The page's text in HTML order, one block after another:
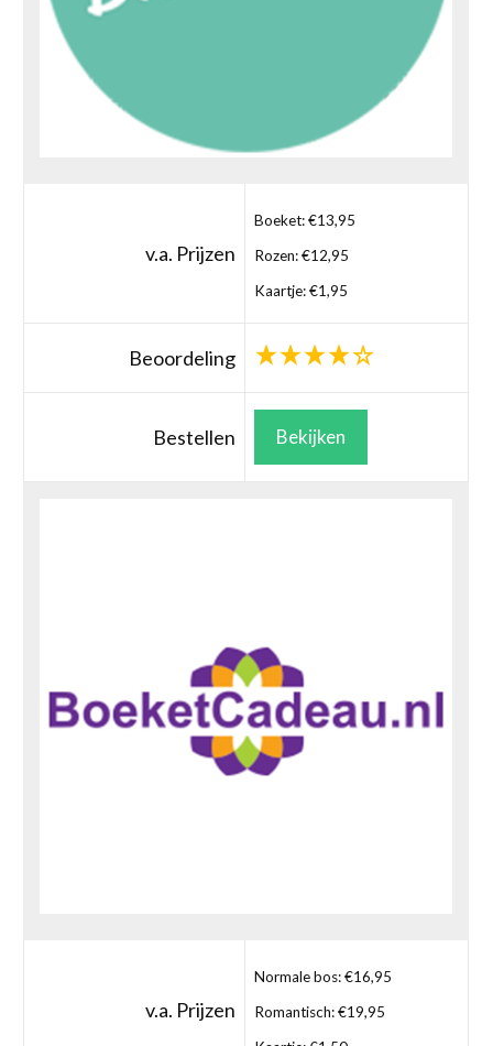
v.a. Prijzen
Boeket: €13,95
Rozen: €12,95
Kaartje: €1,95
Beoordeling
Bestellen Bekijken
v.a. Prijzen
Normale bos: €16,95
Romantisch: €19,95